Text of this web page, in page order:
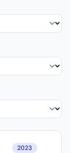
2023